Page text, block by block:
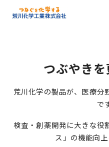
選ばれる理由
技術・事例紹介
技術資料DLサイト
つぶやき
荒川化学の製品が、医療分
で
検査・創薬開発に大きな役
ス」の機能向